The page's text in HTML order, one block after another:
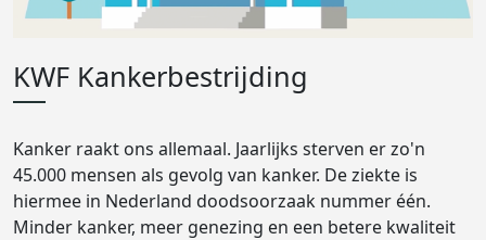
KWF Kankerbestrijding
Kanker raakt ons allemaal. Jaarlijks sterven er zo'n
45.000 mensen als gevolg van kanker. De ziekte is
hiermee in Nederland doodsoorzaak nummer één.
Minder kanker, meer genezing en een betere kwaliteit